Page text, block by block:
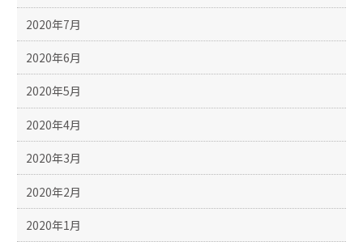
2020年7月
2020年6月
2020年5月
2020年4月
2020年3月
2020年2月
2020年1月